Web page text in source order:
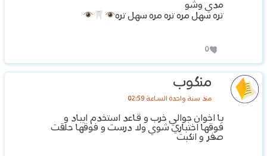
مدي وشو
تره سهل مره تره مره سهل تره
0
منكوب
منذ سنة واحدة الساعة 02:59
يا اخوان جوالي خرب و قاعد استخدم ايباد و
فوقها اختباري شوي ولا درست و فوقها حلقت
صفر و انكبت